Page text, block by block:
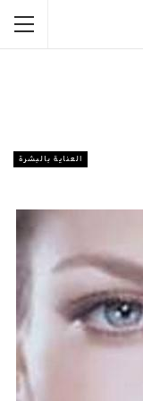
العناية بالبشرة